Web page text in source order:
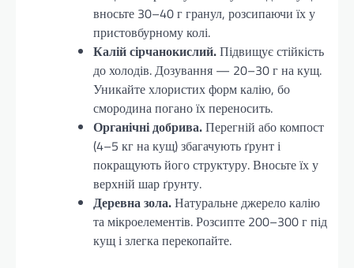
вносьте 30–40 г гранул, розсипаючи їх у
пристовбурному колі.
Калій сірчанокислий.Підвищує стійкість
до холодів. Дозування — 20–30 г на кущ.
Уникайте хлористих форм калію, бо
смородина погано їх переносить.
Органічні добрива.Перегній або компост
(4–5 кг на кущ) збагачують ґрунт і
покращують його структуру. Вносьте їх у
верхній шар ґрунту.
Деревна зола.Натуральне джерело калію
та мікроелементів. Розсипте 200–300 г під
кущ і злегка перекопайте.